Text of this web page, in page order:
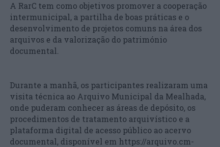
A RarC tem como objetivos promover a cooperação
intermunicipal, a partilha de boas práticas e o
desenvolvimento de projetos comuns na área dos
arquivos e da valorização do património
documental.
Durante a manhã, os participantes realizaram uma
visita técnica ao Arquivo Municipal da Mealhada,
onde puderam conhecer as áreas de depósito, os
procedimentos de tratamento arquivístico e a
plataforma digital de acesso público ao acervo
documental, disponível em https://arquivo.cm-